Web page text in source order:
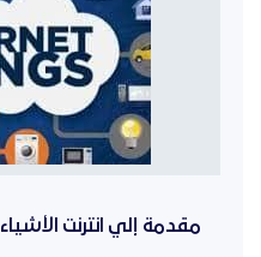
مقدمة إلي انترنت الأشياء